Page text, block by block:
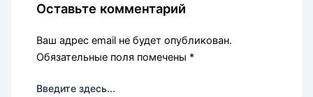
Оставьте комментарий
Ваш адрес email не будет опубликован.
Обязательные поля помечены *
Введите здесь...